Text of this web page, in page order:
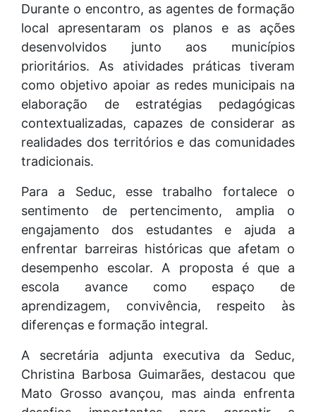
Durante o encontro, as agentes de formação
local apresentaram os planos e as ações
desenvolvidos junto aos municípios
prioritários. As atividades práticas tiveram
como objetivo apoiar as redes municipais na
elaboração de estratégias pedagógicas
contextualizadas, capazes de considerar as
realidades dos territórios e das comunidades
tradicionais.
Para a Seduc, esse trabalho fortalece o
sentimento de pertencimento, amplia o
engajamento dos estudantes e ajuda a
enfrentar barreiras históricas que afetam o
desempenho escolar. A proposta é que a
escola avance como espaço de
aprendizagem, convivência, respeito às
diferenças e formação integral.
A secretária adjunta executiva da Seduc,
Christina Barbosa Guimarães, destacou que
Mato Grosso avançou, mas ainda enfrenta